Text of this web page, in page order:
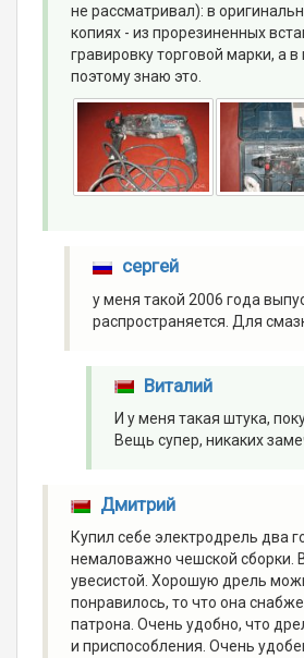
не рассматривал): в
копиях - из прорезиненных
гравировку торговой марки, а
поэтому знаю это.
сергей
у меня такой 2006 года
распространяется. Для
Виталий
И у меня такая штука,
Вещь супер, никаких
Дмитрий
Купил себе электродрель два
немаловажно чешской сборки.
увесистой. Хорошую дрель
понравилось, то что она
патрона. Очень удобно, что
и приспособления. Очень